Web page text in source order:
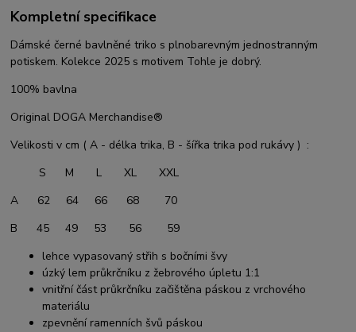
Kompletní specifikace
Dámské černé bavlněné triko s plnobarevným jednostranným
potiskem. Kolekce 2025 s motivem Tohle je dobrý.
100% bavlna
Original DOGA Merchandise®
Velikosti v cm ( A - délka trika, B - šířka trika pod rukávy ) :
S M L XL XXL
A 62 64 66 68 70
B 45 49 53 56 59
lehce vypasovaný střih s bočními švy
úzký lem průkrčníku z žebrového úpletu 1:1
vnitřní část průkrčníku začištěna páskou z vrchového
materiálu
zpevnění ramenních švů páskou